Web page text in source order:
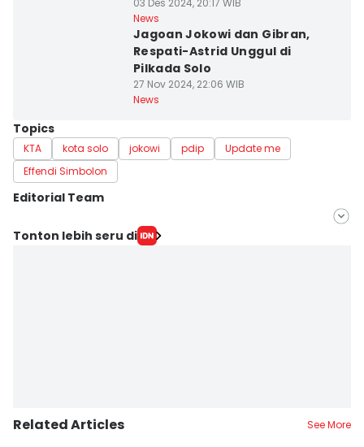
03 Des 2024, 20:17 WIB
News
Jagoan Jokowi dan Gibran,
Respati-Astrid Unggul di
Pilkada Solo
27 Nov 2024, 22:06 WIB
News
Topics
KTA kota solo jokowi pdip
Update me
Effendi Simbolon
Editorial Team
Editor
Tonton lebih seru di
Related Articles See More